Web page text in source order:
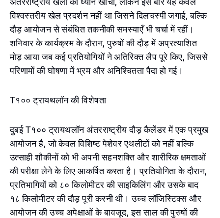
विश्वस्तरीय खेल प्रदर्शन नहीं था जिसने दिलचस्पी जगाई, बल्कि
दौड़ आयोजन से संबंधित तकनीकी समस्याएँ भी चर्चा में रहीं।
शनिवार के कार्यक्रम के दौरान, पुरुषों की दौड़ में अप्रत्याशित
मोड़ आया जब कई प्रतियोगियों ने अतिरिक्त लैप पूरे किए, जिससे
परिणामों की घोषणा में भ्रम और अनिश्चितता पैदा हो गई।
T१०० ट्रायथलॉन की विशेषता
दुबई T१०० ट्रायथलॉन अंतरराष्ट्रीय दौड़ कैलेंडर में एक प्रमुख
आयोजन है, जो केवल विशिष्ट पेशेवर एथलीटों को नहीं बल्कि
उत्साही शौकीनों को भी अपनी सहनशक्ति और शारीरिक क्षमताओं
की परीक्षा लेने के लिए आकर्षित करता है। प्रतियोगिता के दौरान,
प्रतिभागियों को ८० किलोमीटर की साइकिलिंग और उसके बाद
१८ किलोमीटर की दौड़ पूरी करनी थी। उच्च लॉजिस्टिक्स और
आयोजन की उच्च अपेक्षाओं के बावजूद, इस साल की पुरुषों की